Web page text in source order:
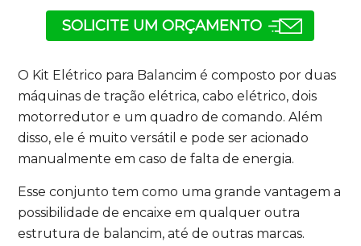
SOLICITE UM ORÇAMENTO
O Kit Elétrico para Balancim é composto por duas
máquinas de tração elétrica, cabo elétrico, dois
motorredutor e um quadro de comando. Além
disso, ele é muito versátil e pode ser acionado
manualmente em caso de falta de energia.
Esse conjunto tem como uma grande vantagem a
possibilidade de encaixe em qualquer outra
estrutura de balancim, até de outras marcas.